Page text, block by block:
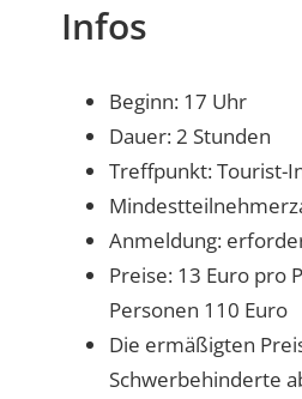
Infos
Beginn: 17 Uhr
Dauer: 2 Stunden
Treffpunkt: Tourist-
Anmeldung:
Preise: 13 Euro pro
Personen 110 Euro
Die ermäßigten
Schwerbehinderte